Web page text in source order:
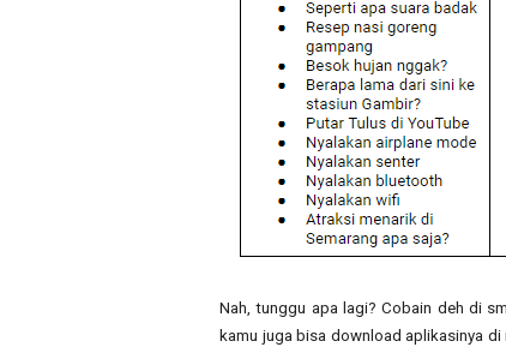
Nah, tunggu apa lagi? Cobain deh di
kamu juga bisa download aplikasinya